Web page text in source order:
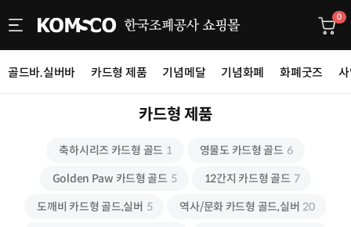
0
골드바.실버바 카드형 제품 기념메달 기념화폐 화폐굿즈
카드형 제품
축하시리즈 카드형 골드 1 영물도 카드형 골드 6
Golden Paw 카드형 골드 5 12간지 카드형 골드 7
도깨비 카드형 골드,실버 5 역사/문화 카드형 골드,실버 20